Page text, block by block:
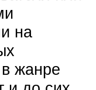
на
жанре